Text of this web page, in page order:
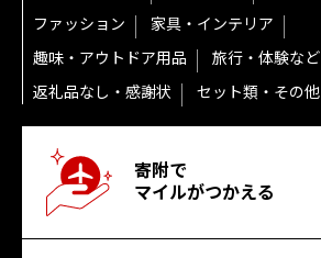
ファッション
家具・インテリア
趣味・アウトドア用品
旅行・体験など
返礼品なし・感謝状
セット類・その他
寄附で
マイルがつかえる